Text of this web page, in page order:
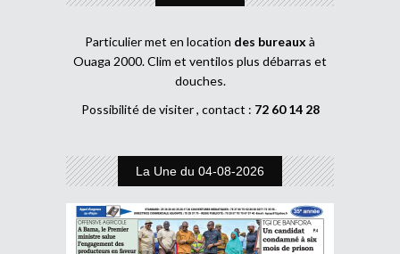
Particulier met en location des bureaux à
Ouaga 2000. Clim et ventilos plus débarras et
douches.
Possibilité de visiter , contact : 72 60 14 28
La Une du 04-08-2026